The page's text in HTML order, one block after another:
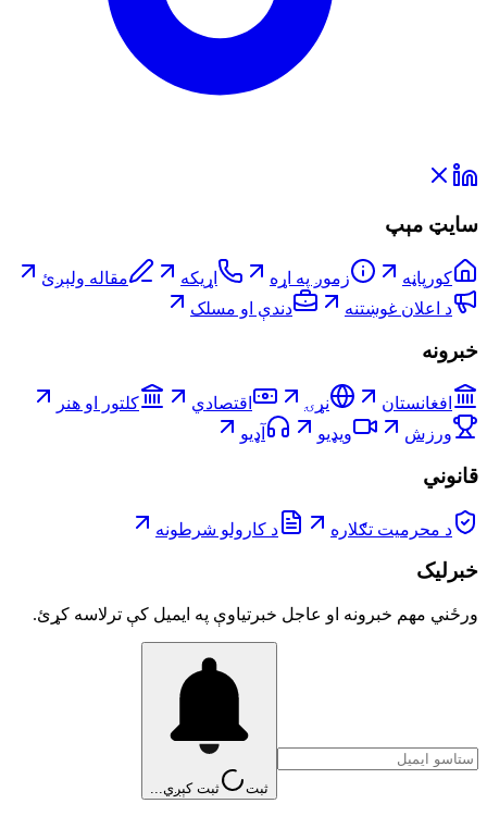
سایټ مېپ
کورپاڼه زموږ په اړه اړیکه
مقاله ولېږئ
د اعلان غوښتنه
دندې او مسلک
خبرونه
افغانستان نړۍ اقتصادي
کلتور او هنر
ورزش
ویډیو آډیو
قانوني
د محرمیت تګلاره د کارولو شرطونه
خبرلیک
ورځني مهم خبرونه او عاجل خبرتیاوې په ایمیل کې ترلاسه کړئ.
ثبت ثبت کېږي...